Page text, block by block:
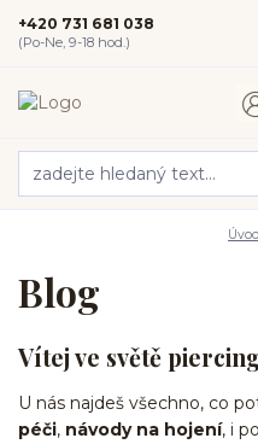
+420 731 681 038
(Po-Ne, 9-18 hod.)
Úvod
Blog
Vítej ve světě
U nás najdeš všechno, co
péči, návody na hojení, i